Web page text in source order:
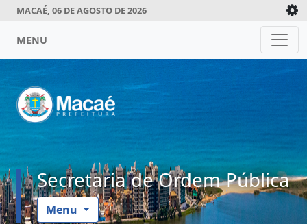
MACAÉ, 06 DE AGOSTO DE 2026
MENU
Secretaria de Ordem Pública
Menu